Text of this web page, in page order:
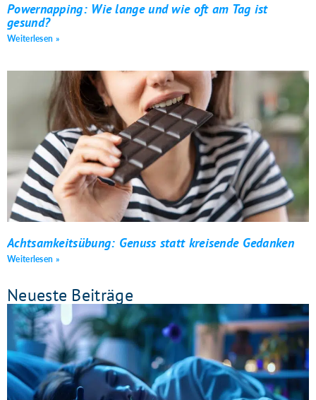
Powernapping: Wie lange und wie oft am Tag ist
gesund?
Weiterlesen »
Achtsamkeitsübung: Genuss statt kreisende Gedanken
Weiterlesen »
Neueste Beiträge